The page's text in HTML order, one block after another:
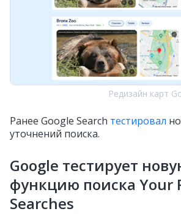
Редизайн карт
Ранее Google Search тестировал
уточнений поиска.
Google тестирует
функцию поиска Your
Searches